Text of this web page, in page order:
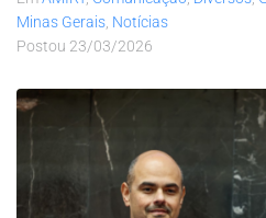
Minas Gerais Notícias
Postou 23/03/2026